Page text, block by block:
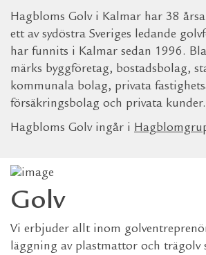
Hagbloms Golv i Kalmar har 38
ett av sydöstra Sveriges ledande
har funnits i Kalmar sedan 1996.
märks byggföretag, bostadsbolag,
kommunala bolag, privata
försäkringsbolag och privata kunder.
Hagbloms Golv ingår i
Golv
Vi erbjuder allt inom
läggning av plastmattor och trägolv